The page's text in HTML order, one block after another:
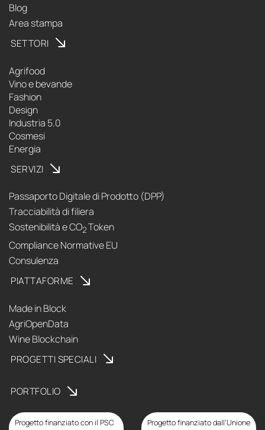
Blog
Area stampa
SETTORI
Agrifood
Vino e bevande
Fashion
Design
Industria 5.0
Cosmesi
Energia
SERVIZI
Passaporto Digitale di Prodotto (DPP)
Tracciabilità di filiera
Sostenibilità e CO2Token
Compliance Normative EU
Consulenza
PIATTAFORME
Made in Block
AgriOpenData
Wine Blockchain
PROGETTI SPECIALI
PORTFOLIO
Progetto finanziato con il PSC
Progetto finanziato dall’Unione